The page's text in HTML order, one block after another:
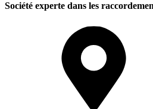
Société experte dans les